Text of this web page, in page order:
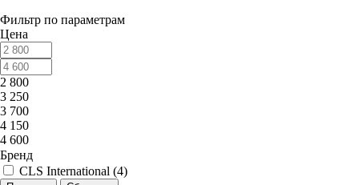
Фильтр по параметрам
Цена
2 800
3 250
3 700
4 150
4 600
Бренд
CLS International (4)